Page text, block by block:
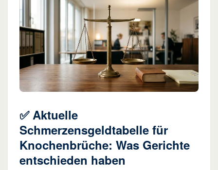
✅ Aktuelle
Schmerzensgeldtabelle für
Knochenbrüche: Was Gerichte
entschieden haben